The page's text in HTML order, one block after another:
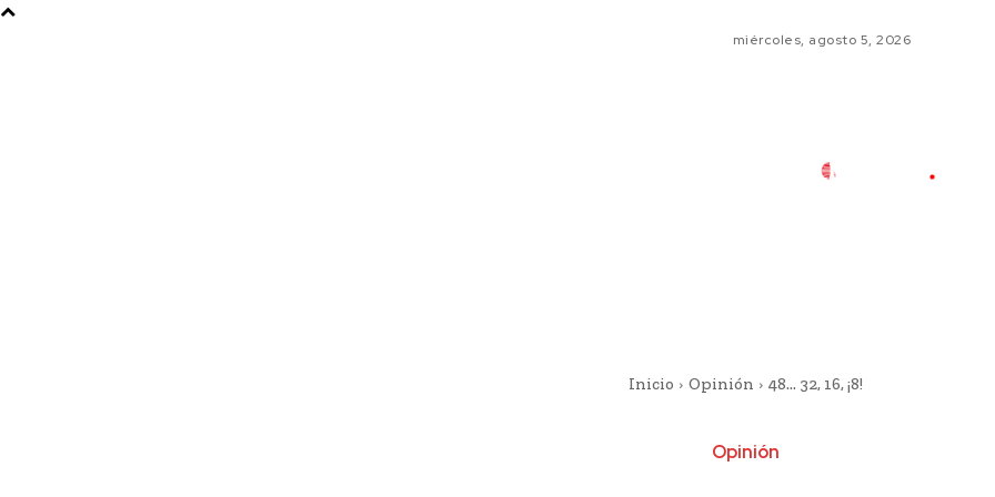
miércoles, agosto 5, 2026
Inicio Opinión 48… 32, 16, ¡8!
Opinión